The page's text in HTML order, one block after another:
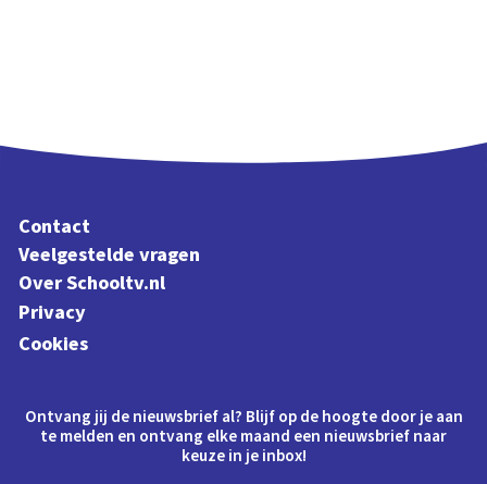
Contact
Veelgestelde vragen
Over Schooltv.nl
Privacy
Cookies
Ontvang jij de nieuwsbrief al? Blijf op de hoogte door je aan
te melden en ontvang elke maand een nieuwsbrief naar
keuze in je inbox!